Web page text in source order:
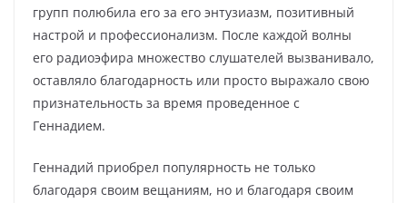
групп полюбила его за его энтузиазм, позитивный
настрой и профессионализм. После каждой волны
его радиоэфира множество слушателей вызванивало,
оставляло благодарность или просто выражало свою
признательность за время проведенное с
Геннадием.
Геннадий приобрел популярность не только
благодаря своим вещаниям, но и благодаря своим